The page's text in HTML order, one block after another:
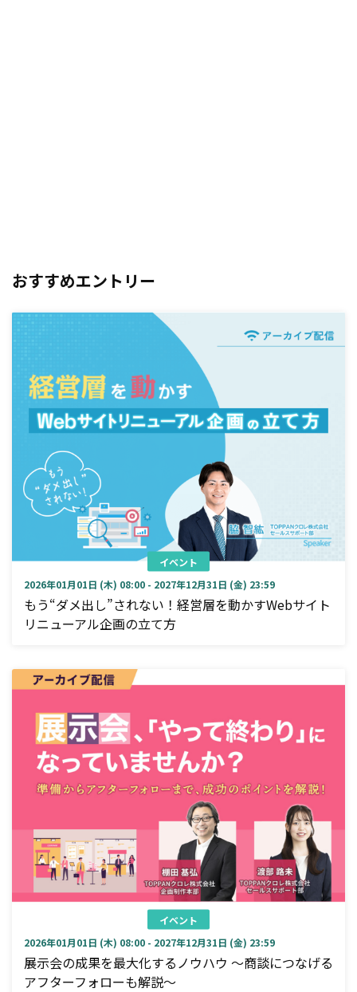
おすすめエントリー
イベント
2026年01月01日 (木) 08:00 - 2027年12月31日 (金) 23:59
もう“ダメ出し”されない！経営層を動かすWebサイト
リニューアル企画の立て方
イベント
2026年01月01日 (木) 08:00 - 2027年12月31日 (金) 23:59
展示会の成果を最大化するノウハウ ～商談につなげる
アフターフォローも解説～